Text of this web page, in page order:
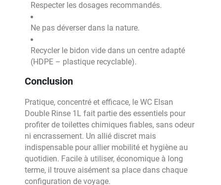
Respecter les dosages recommandés.
Ne pas déverser dans la nature.
Recycler le bidon vide dans un centre adapté
(HDPE – plastique recyclable).
Conclusion
Pratique, concentré et efficace, le WC Elsan
Double Rinse 1L fait partie des essentiels pour
profiter de toilettes chimiques fiables, sans odeur
ni encrassement. Un allié discret mais
indispensable pour allier mobilité et hygiène au
quotidien. Facile à utiliser, économique à long
terme, il trouve aisément sa place dans chaque
configuration de voyage.